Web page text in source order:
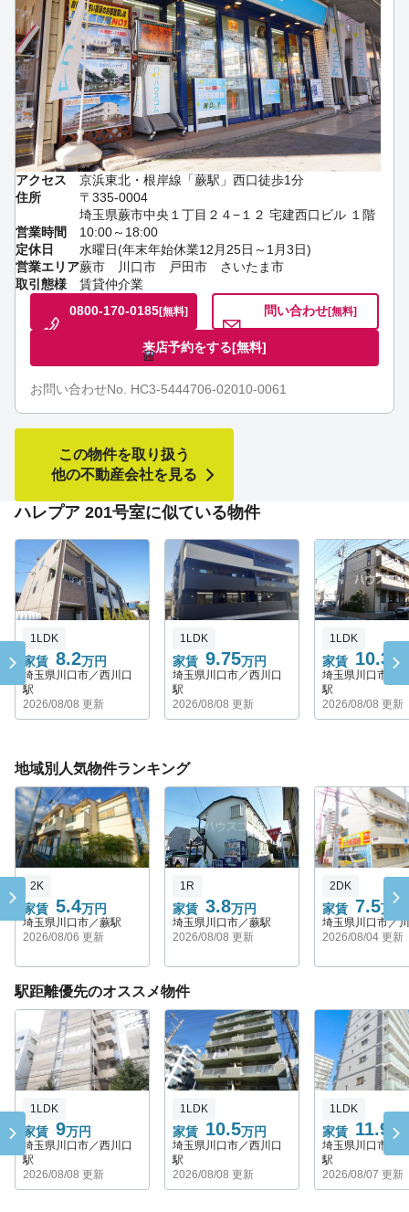
アクセス
京浜東北・根岸線「蕨駅」西口徒歩1分
住所
〒335-0004
埼玉県蕨市中央１丁目２４−１２ 宅建西口ビル １階
営業時間
10:00～18:00
定休日
水曜日(年末年始休業12月25日～1月3日)
営業エリア蕨市 川口市 戸田市 さいたま市
取引態様
賃貸仲介業
0800-170-0185[無料] 問い合わせ[無料]
来店予約をする[無料]
お問い合わせNo. HC3-5444706-02010-0061
この物件を取り扱う
他の不動産会社を見る
ハレプア 201号室に似ている物件
家賃 8.2万円
1LDK
埼玉県川口市／西川口
駅
2026/08/08 更新
家賃 9.75万円
1LDK
埼玉県川口市／西川口
駅
2026/08/08 更新
家賃 10.3 万
1LDK
埼玉県川口市／
駅
2026/08/08 更新
地域別人気物件ランキング
家賃 5.4万円
2K
埼玉県川口市／蕨駅
2026/08/06 更新
家賃 3.8万円
1R
埼玉県川口市／蕨駅
2026/08/08 更新
家賃 7.5万円
2DK
埼玉県川口市／
2026/08/04 更新
駅距離優先のオススメ物件
家賃 9万円
1LDK
埼玉県川口市／西川口
駅
2026/08/08 更新
家賃 10.5万円
1LDK
埼玉県川口市／西川口
駅
2026/08/08 更新
家賃 11.95
1LDK
埼玉県川口市／
駅
2026/08/07 更新